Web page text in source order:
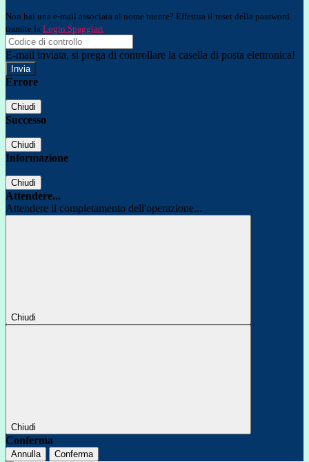
Non hai una e-mail associata al nome utente? Effettua il reset della password
tramite la Login Spaggiari
E-mail inviata, si prega di controllare la casella di posta elettronica!
Errore
Chiudi
Successo
Chiudi
Informazione
Chiudi
Attendere...
Attendere il completamento dell'operazione...
Chiudi
Chiudi
Conferma
Annulla Conferma